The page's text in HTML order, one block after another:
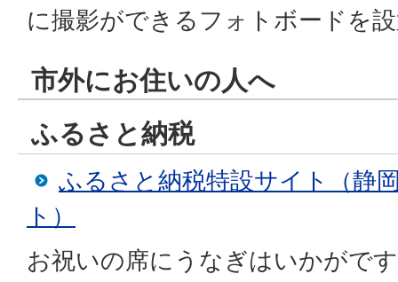
に撮影ができるフォトボードを
市外にお住いの人へ
ふるさと納税
ふるさと納税特設サイト（静
ト）
お祝いの席にうなぎはいかがで